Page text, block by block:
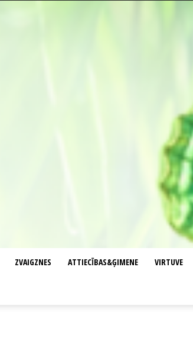
ZVAIGZNES ATTIECĪBAS&ĢIMENE VIRTUVE